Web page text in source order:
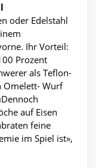
oder Edelstahl
Ihr Vorteil:
Prozent
als Teflon-
Omelett- Wurf
auf Eisen
feine
im Spiel ist»,